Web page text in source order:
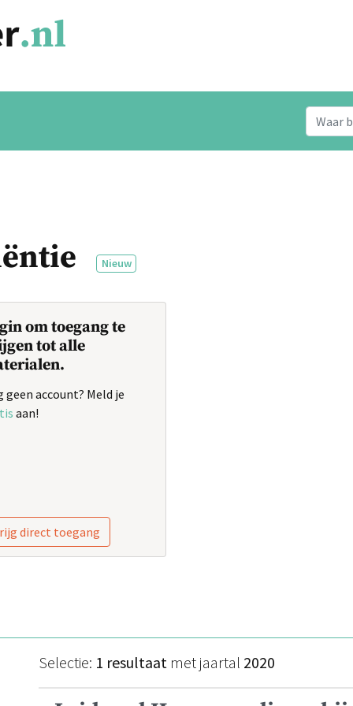
Nieuw
om toegang te
tot alle
geen account? Meld je
aan!
direct toegang
Selectie: 1 resultaat met jaartal 2020